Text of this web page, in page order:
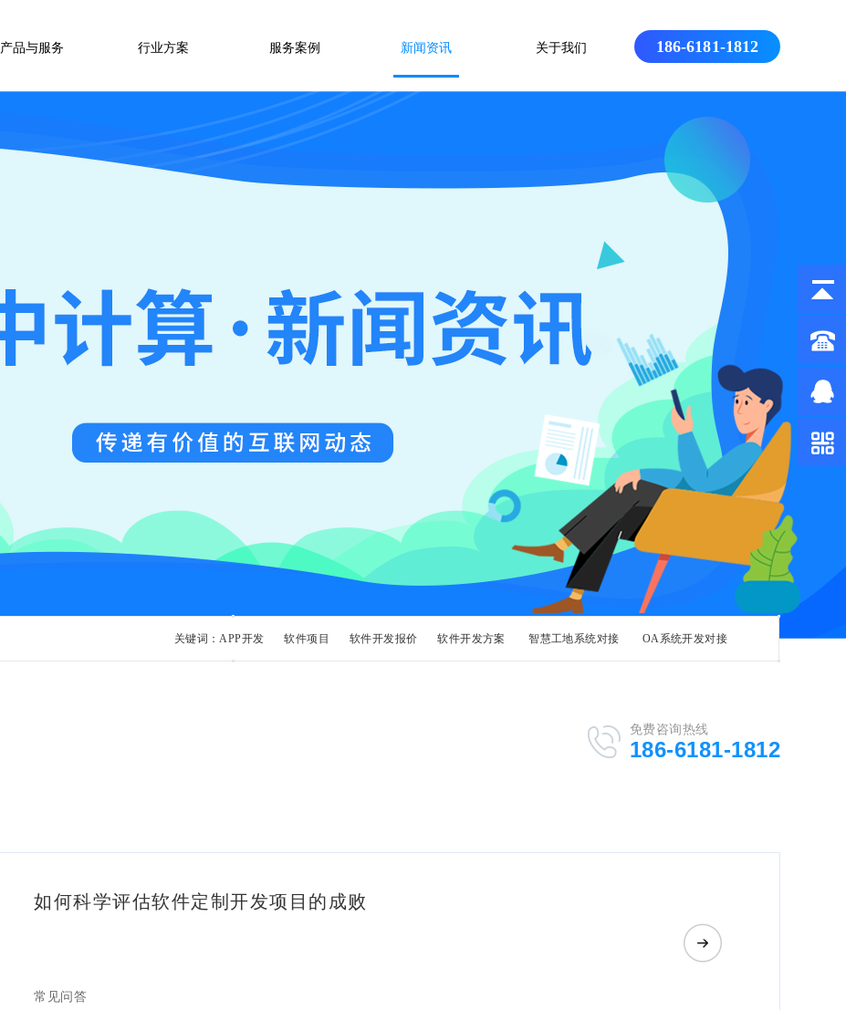
产品与服务 行业方案 服务案例 新闻资讯 关于我们 186-6181-1812
关键词：APP开发 软件项目 软件开发报价 软件开发方案 智慧工地系统对接 OA系统开发对接
免费咨询热线
186-6181-1812
如何科学评估软件定制开发项目的成败
常见问答